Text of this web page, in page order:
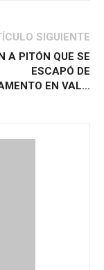
SIGUIENTE
A PITÓN QUE SE
ESCAPÓ DE
EN VAL...